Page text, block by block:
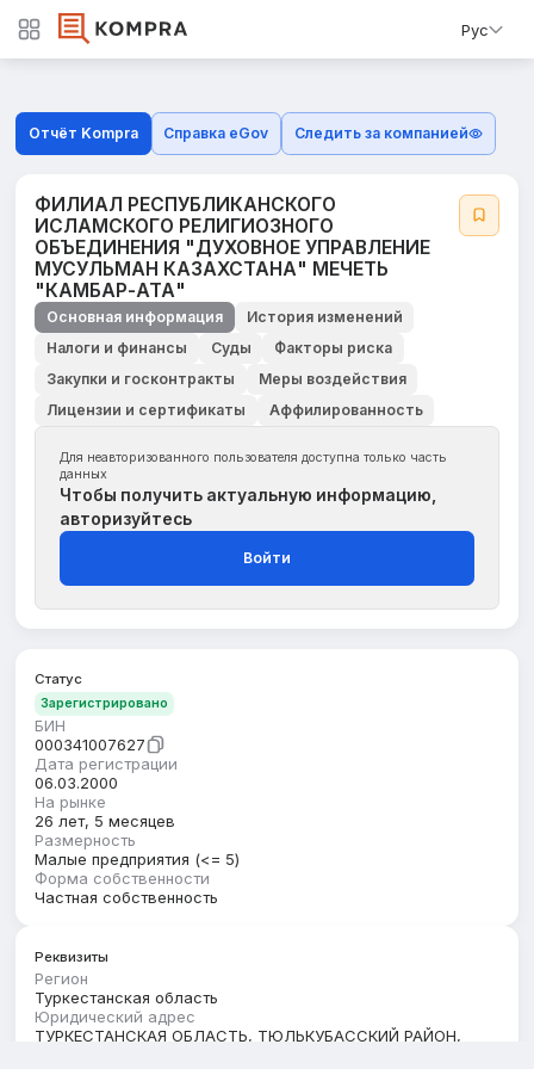
Рус
Отчёт Kompra Справка eGov Следить за компанией
ФИЛИАЛ РЕСПУБЛИКАНСКОГО
ИСЛАМСКОГО РЕЛИГИОЗНОГО
ОБЪЕДИНЕНИЯ "ДУХОВНОЕ УПРАВЛЕНИЕ
МУСУЛЬМАН КАЗАХСТАНА" МЕЧЕТЬ
"КАМБАР-АТА"
Основная информация
История изменений
Налоги и финансы
Суды
Факторы риска
Закупки и госконтракты
Меры воздействия
Лицензии и сертификаты
Аффилированность
Для неавторизованного пользователя доступна только часть
данных
Чтобы получить актуальную информацию,
авторизуйтесь
Войти
Статус
Зарегистрировано
БИН
000341007627
Дата регистрации
06.03.2000
На рынке
26 лет, 5 месяцев
Размерность
Малые предприятия (<= 5)
Форма собственности
Частная собственность
Реквизиты
Регион
Туркестанская область
Юридический адрес
ТУРКЕСТАНСКАЯ ОБЛАСТЬ, ТЮЛЬКУБАССКИЙ РАЙОН,